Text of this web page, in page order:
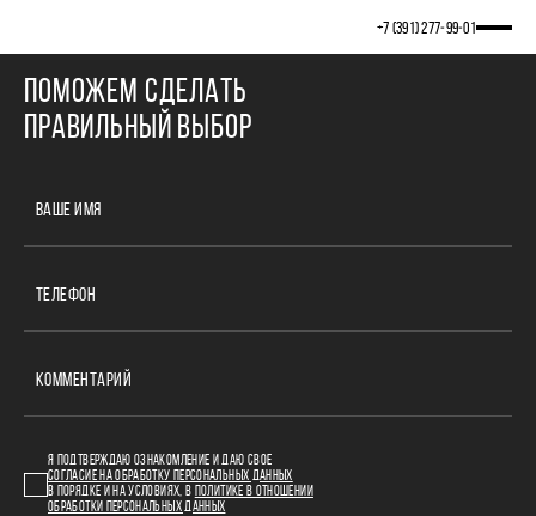
+7 (391) 277‒99‒01
ПОМОЖЕМ СДЕЛАТЬ
ПРАВИЛЬНЫЙ ВЫБОР
ВАШЕ ИМЯ
ТЕЛЕФОН
КОММЕНТАРИЙ
Я ПОДТВЕРЖДАЮ ОЗНАКОМЛЕНИЕ И ДАЮ СВОЕ
СОГЛАСИЕ НА ОБРАБОТКУ ПЕРСОНАЛЬНЫХ ДАННЫХ
В ПОРЯДКЕ И НА УСЛОВИЯХ, В
ПОЛИТИКЕ В ОТНОШЕНИИ
ОБРАБОТКИ ПЕРСОНАЛЬНЫХ ДАННЫХ